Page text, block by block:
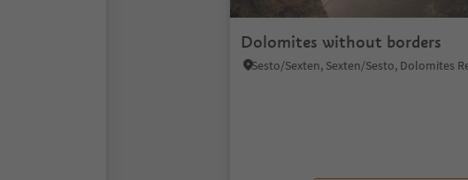
Dolomites without borders